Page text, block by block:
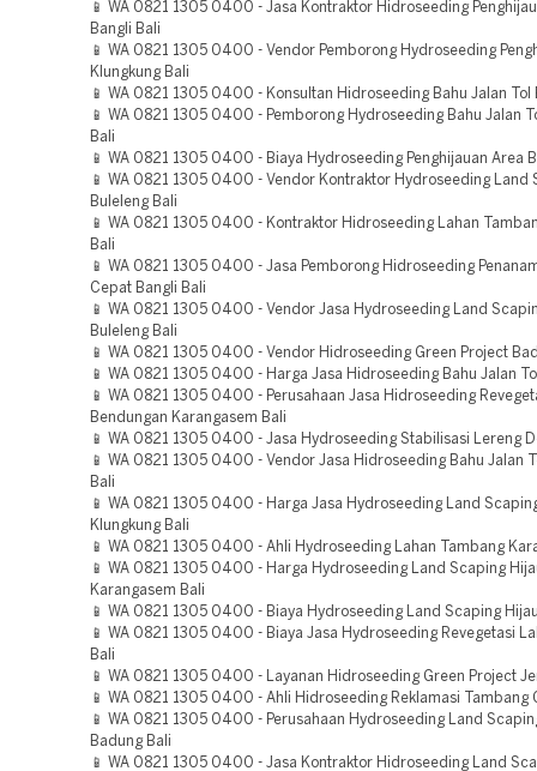
📱 WA 0821 1305 0400 - Jasa Kontraktor Hidroseeding
Bangli Bali
📱 WA 0821 1305 0400 - Vendor Pemborong Hydroseeding
Klungkung Bali
📱 WA 0821 1305 0400 - Konsultan Hidroseeding Bahu Jalan Tol
📱 WA 0821 1305 0400 - Pemborong Hydroseeding Bahu Jalan
Bali
📱 WA 0821 1305 0400 - Biaya Hydroseeding Penghijauan Area
📱 WA 0821 1305 0400 - Vendor Kontraktor Hydroseeding Land
Buleleng Bali
📱 WA 0821 1305 0400 - Kontraktor Hidroseeding Lahan
Bali
📱 WA 0821 1305 0400 - Jasa Pemborong Hidroseeding
Cepat Bangli Bali
📱 WA 0821 1305 0400 - Vendor Jasa Hydroseeding Land
Buleleng Bali
📱 WA 0821 1305 0400 - Vendor Hidroseeding Green Project
📱 WA 0821 1305 0400 - Harga Jasa Hidroseeding Bahu Jalan
📱 WA 0821 1305 0400 - Perusahaan Jasa Hidroseeding
Bendungan Karangasem Bali
📱 WA 0821 1305 0400 - Jasa Hydroseeding Stabilisasi Lereng
📱 WA 0821 1305 0400 - Vendor Jasa Hidroseeding Bahu Jalan
Bali
📱 WA 0821 1305 0400 - Harga Jasa Hydroseeding Land
Klungkung Bali
📱 WA 0821 1305 0400 - Ahli Hydroseeding Lahan Tambang
📱 WA 0821 1305 0400 - Harga Hydroseeding Land Scaping
Karangasem Bali
📱 WA 0821 1305 0400 - Biaya Hydroseeding Land Scaping
📱 WA 0821 1305 0400 - Biaya Jasa Hydroseeding Revegetasi
Bali
📱 WA 0821 1305 0400 - Layanan Hidroseeding Green Project
📱 WA 0821 1305 0400 - Ahli Hidroseeding Reklamasi Tambang
📱 WA 0821 1305 0400 - Perusahaan Hydroseeding Land
Badung Bali
📱 WA 0821 1305 0400 - Jasa Kontraktor Hidroseeding Land